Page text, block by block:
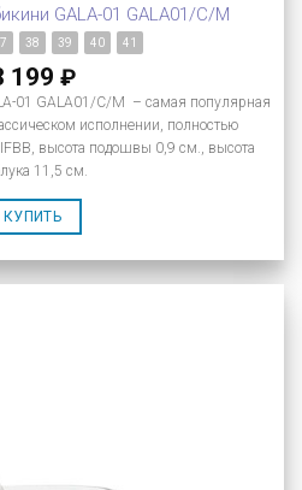
GALA-01 GALA01/C/M
38 39 40 41
199 ₽
01 GALA01/C/M – самая популярная
исполнении, полностью
высота подошвы 0,9 см., высота
11,5 см.
КУПИТЬ